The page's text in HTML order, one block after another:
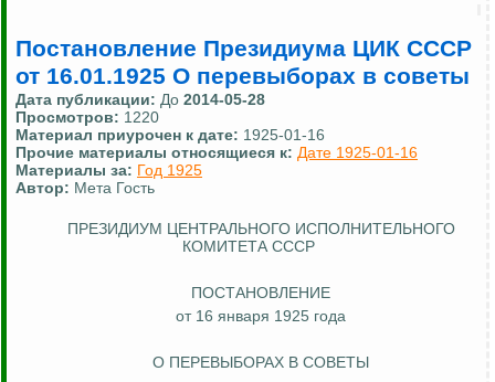
Постановление Президиума ЦИК СССР
от 16.01.1925 О перевыборах в советы
Дата публикации: До 2014-05-28
Просмотров: 1220
Материал приурочен к дате: 1925-01-16
Прочие материалы относящиеся к: Дате 1925-01-16
Материалы за: Год 1925
Автор: Мета Гость
ПРЕЗИДИУМ ЦЕНТРАЛЬНОГО ИСПОЛНИТЕЛЬНОГО
КОМИТЕТА СССР
ПОСТАНОВЛЕНИЕ
от 16 января 1925 года
О ПЕРЕВЫБОРАХ В СОВЕТЫ